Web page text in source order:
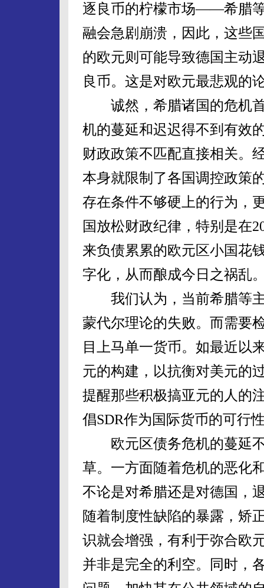
逐良币的柠檬市场——希腊
融会急剧崩溃，因此，这些
的欧元则可能导致德国主动
良币。这是对欧元最悲观的
诚然，希腊诸国的危机首
机的蔓延和迟迟得不到有效
财政政策不匹配直接相关。
本身就限制了各国调控政策
存在条件不够硬上的行为，
国放松财政纪律，特别是在
来负债累累的欧元区小国花
字化，从而酿成今日之祸乱
我们认为，当前希腊等主
蒙代尔理论的失败。而需要
目上马单一货币。如最近以
元的构建，以抗衡对美元的
提醒那些积极搞亚元的人的
倡SDR作为国际货币的可行
欧元区债务危机的蔓延不
草。一方面随着危机的恶化
不论是对希腊还是对德国，
随着制度性缺陷的暴露，矫
识就会增强，有利于弥合欧
并非是完全的利空。同时，